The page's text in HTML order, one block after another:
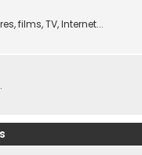
films, TV, Internet...